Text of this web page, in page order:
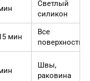
Светлый
силикон
мин
Все
поверхности
Швы,
раковина